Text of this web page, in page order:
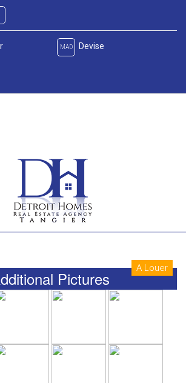
MAD Devise
A Louer
Pictures